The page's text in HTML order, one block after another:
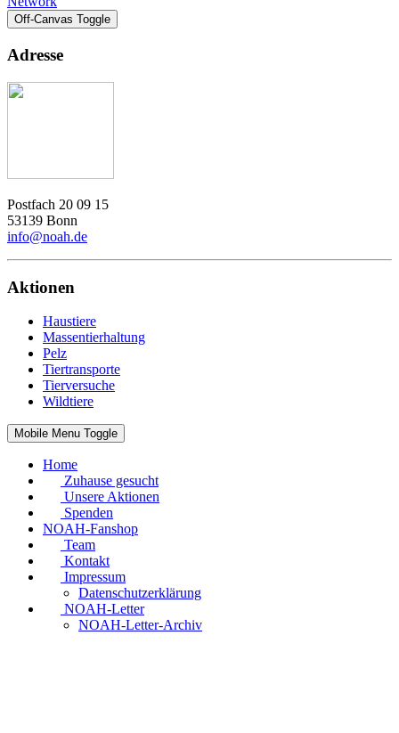
Off-Canvas Toggle
Adresse
Postfach 20 09 15
53139 Bonn
info@noah.de
Aktionen
Haustiere
Massentierhaltung
Pelz
Tiertransporte
Tierversuche
Wildtiere
Mobile Menu Toggle
Home
Zuhause gesucht
Unsere Aktionen
Spenden
NOAH-Fanshop
Team
Kontakt
Impressum
Datenschutzerklärung
NOAH-Letter
NOAH-Letter-Archiv